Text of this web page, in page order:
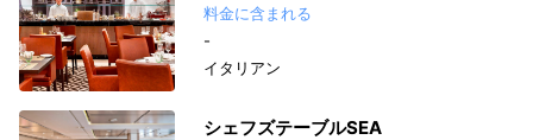
料金に含まれる
-
イタリアン
シェフズテーブルSEA